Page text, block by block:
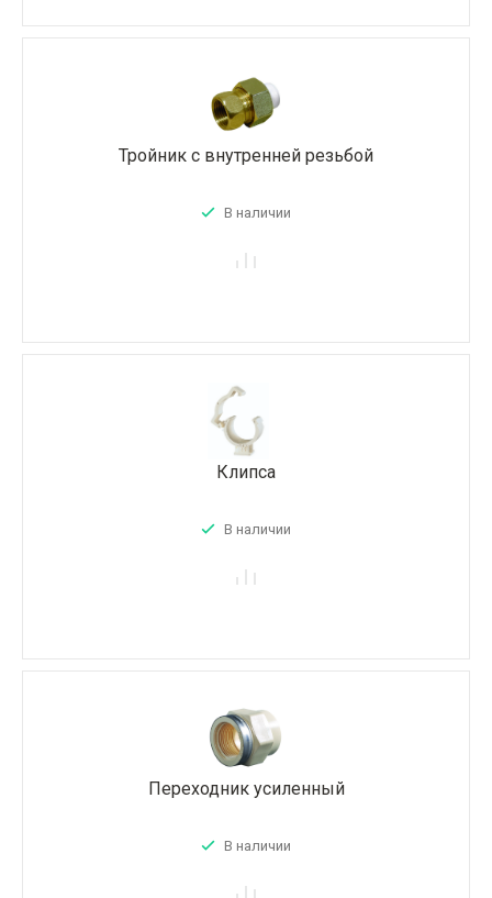
Тройник с внутренней резьбой
В наличии
Клипса
В наличии
Переходник усиленный
В наличии